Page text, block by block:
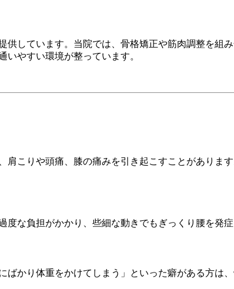
しています。当院では、骨格矯正や筋肉調整を組
いやすい環境が整っています。
こりや頭痛、膝の痛みを引き起こすことがありま
な負担がかかり、些細な動きでもぎっくり腰を発症
かり体重をかけてしまう」といった癖がある方は